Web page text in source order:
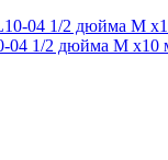
04 1/2 дюйма M